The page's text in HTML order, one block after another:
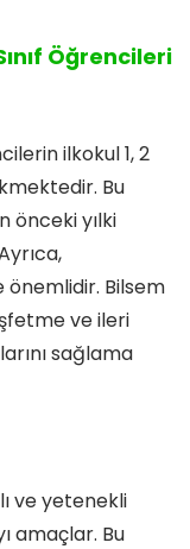
Öğrencileri
ilkokul 1, 2
Bu
önceki yılki
Bilsem
ve ileri
sağlama
ve yetenekli
amaçlar. Bu